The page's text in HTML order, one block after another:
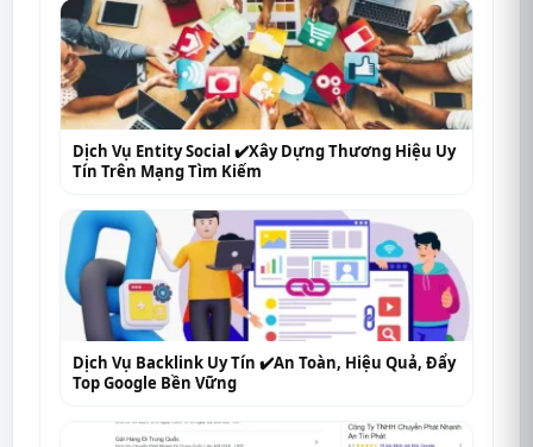
Dịch Vụ Entity Social ✔️Xây Dựng Thương Hiệu Uy
Tín Trên Mạng Tìm Kiếm
Dịch Vụ Backlink Uy Tín ✔️An Toàn, Hiệu Quả, Đẩy
Top Google Bền Vững